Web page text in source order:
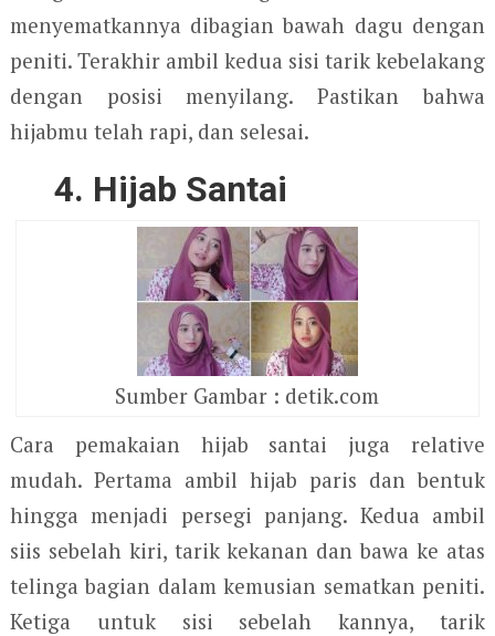
menyematkannya dibagian bawah dagu dengan
peniti. Terakhir ambil kedua sisi tarik kebelakang
dengan posisi menyilang. Pastikan bahwa
hijabmu telah rapi, dan selesai.
4. Hijab Santai
Sumber Gambar : detik.com
Cara pemakaian hijab santai juga relative
mudah. Pertama ambil hijab paris dan bentuk
hingga menjadi persegi panjang. Kedua ambil
siis sebelah kiri, tarik kekanan dan bawa ke atas
telinga bagian dalam kemusian sematkan peniti.
Ketiga untuk sisi sebelah kannya, tarik